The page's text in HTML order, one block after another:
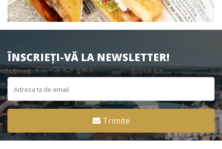
ÎNSCRIEȚI-VĂ LA NEWSLETTER!
Trimite